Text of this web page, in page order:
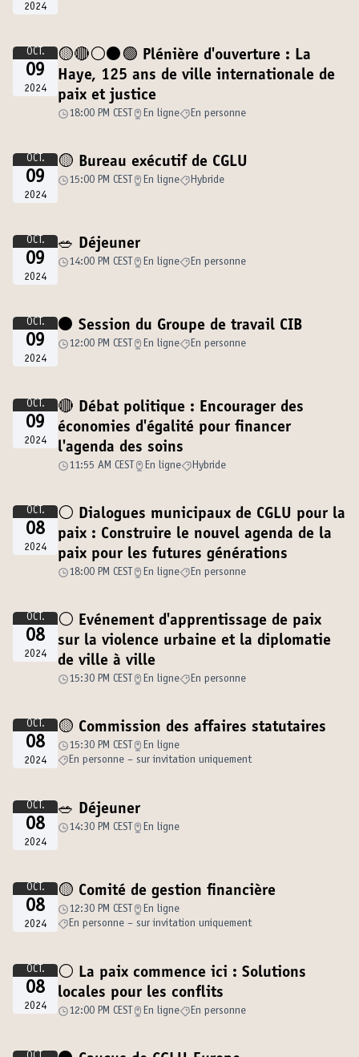
2024
OCT.
09
2024
🟡🔴⚪️⚫️🟢 Plénière d'ouverture : La
Haye, 125 ans de ville internationale de
paix et justice
18:00 PM CEST En ligne En personne
OCT.
09
2024
🟡 Bureau exécutif de CGLU
15:00 PM CEST En ligne Hybride
OCT.
09
2024
🥗 Déjeuner
14:00 PM CEST En ligne En personne
OCT.
09
2024
⚫️ Session du Groupe de travail CIB
12:00 PM CEST En ligne En personne
OCT.
09
2024
🔴 Débat politique : Encourager des
économies d'égalité pour financer
l'agenda des soins
11:55 AM CEST En ligne Hybride
OCT.
08
2024
⚪️ Dialogues municipaux de CGLU pour la
paix : Construire le nouvel agenda de la
paix pour les futures générations
18:00 PM CEST En ligne En personne
OCT.
08
2024
⚪️ Evénement d'apprentissage de paix
sur la violence urbaine et la diplomatie
de ville à ville
15:30 PM CEST En ligne En personne
OCT.
08
2024
🟡 Commission des affaires statutaires
15:30 PM CEST
En ligne
En personne – sur invitation uniquement
OCT.
08
2024
🥗 Déjeuner
14:30 PM CEST En ligne
OCT.
08
2024
🟡 Comité de gestion financière
12:30 PM CEST
En ligne
En personne – sur invitation uniquement
OCT.
08
2024
⚪️ La paix commence ici : Solutions
locales pour les conflits
12:00 PM CEST En ligne En personne